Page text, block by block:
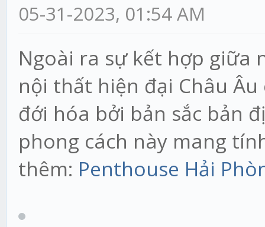
05-31-2023, 01:54 AM
Ngoài ra sự kết hợp giữa
nội thất hiện đại Châu
đới hóa bởi bản sắc bản
phong cách này mang
thêm: Penthouse Hải